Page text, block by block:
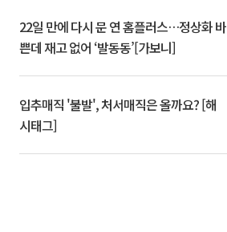
22일 만에 다시 문 연 홈플러스…정상화 바
쁜데 재고 없어 ‘발동동’[가보니]
입추매직 '불발', 처서매직은 올까요? [해
시태그]